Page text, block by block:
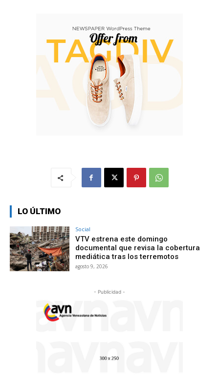
LO ÚLTIMO
Social
VTV estrena este domingo
documental que revisa la cobertura
mediática tras los terremotos
agosto 9, 2026
- Publicidad -